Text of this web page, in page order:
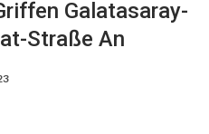
Galatasaray-
Straße An